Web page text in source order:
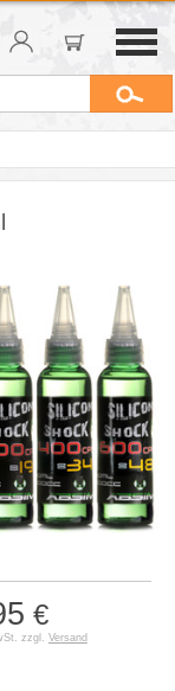
€
zzgl. Versand